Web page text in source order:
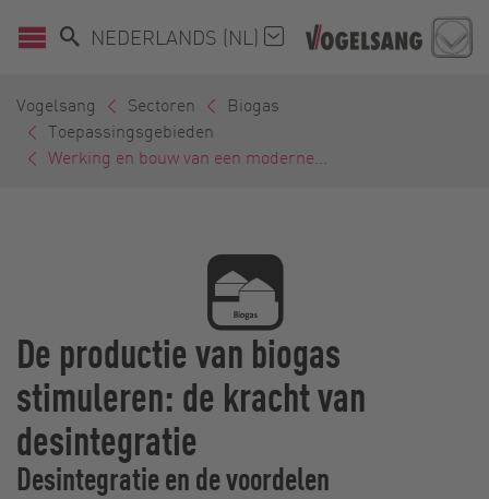
NEDERLANDS (NL)
Vogelsang Sectoren
Biogas
Toepassingsgebieden
Werking en bouw van een moderne...
De productie van biogas
stimuleren: de kracht van
desintegratie
Desintegratie en de voordelen